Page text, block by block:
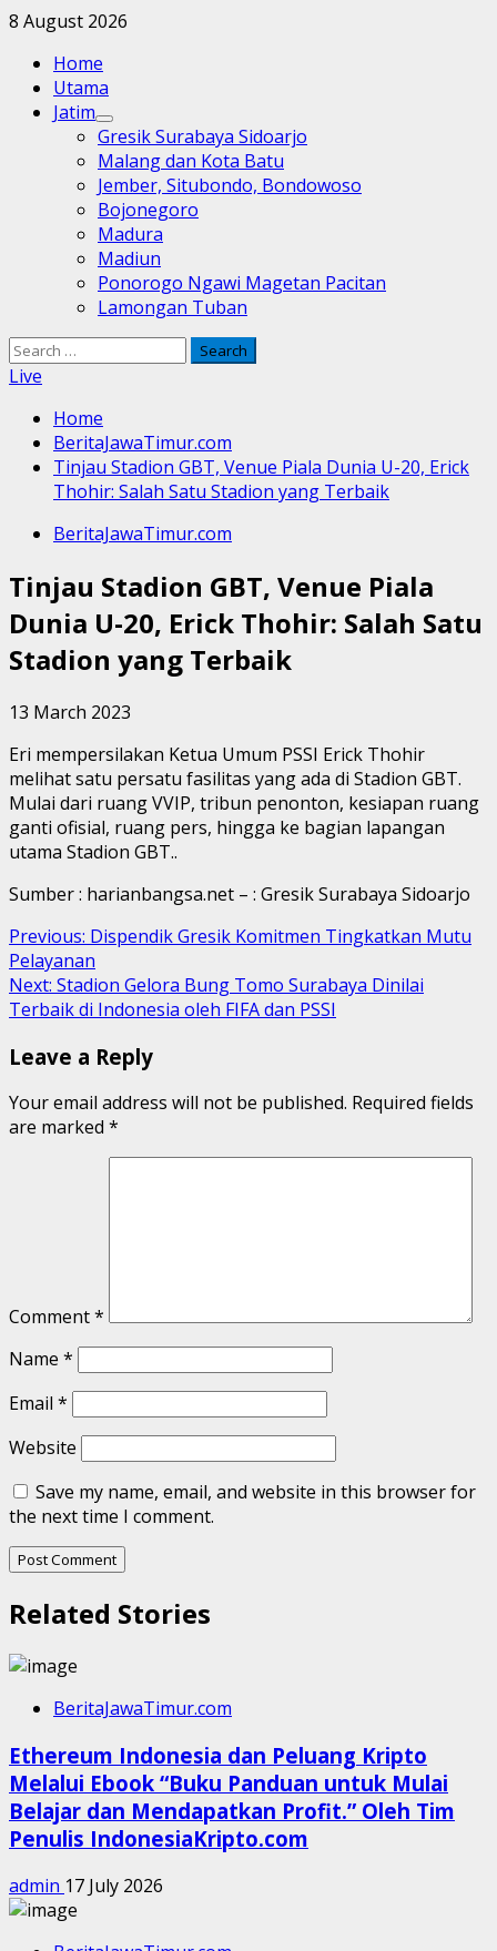
Skip
content
8 August 2026
Primary
Menu
Home
Utama
Jatim
Gresik Surabaya Sidoarjo
Malang dan Kota Batu
Jember, Situbondo, Bondowoso
Bojonegoro
Madura
Madiun
Ponorogo Ngawi Magetan Pacitan
Lamongan Tuban
Search
for:
Live
Home
BeritaJawaTimur.com
Tinjau Stadion GBT, Venue Piala Dunia U-20, Erick
Thohir: Salah Satu Stadion yang Terbaik
BeritaJawaTimur.com
Tinjau Stadion GBT, Venue Piala
Dunia U-20, Erick Thohir: Salah Satu
Stadion yang Terbaik
13 March 2023
Eri mempersilakan Ketua Umum PSSI Erick Thohir
melihat satu persatu fasilitas yang ada di Stadion GBT.
Mulai dari ruang VVIP, tribun penonton, kesiapan ruang
ganti ofisial, ruang pers, hingga ke bagian lapangan
utama Stadion GBT..
Sumber : harianbangsa.net – : Gresik Surabaya Sidoarjo
Continue
Reading
Previous: Dispendik Gresik Komitmen Tingkatkan Mutu
Pelayanan
Next: Stadion Gelora Bung Tomo Surabaya Dinilai
Terbaik di Indonesia oleh FIFA dan PSSI
Leave a Reply
Your email address will not be published. Required fields
are marked *
Comment*
Name *
Email *
Website
Save my name, email, and website in this browser for
the next time I comment.
Related Stories
BeritaJawaTimur.com
Ethereum Indonesia dan Peluang Kripto
Melalui Ebook “Buku Panduan untuk Mulai
Belajar dan Mendapatkan Profit.” Oleh Tim
Penulis IndonesiaKripto.com
admin 17 July 2026